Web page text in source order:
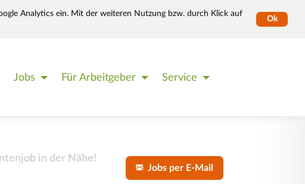
Analytics ein. Mit der weiteren Nutzung bzw. durch Klick auf
Ok
Jobs Für Arbeitgeber Service
in der Nähe!
Jobs per E-Mail